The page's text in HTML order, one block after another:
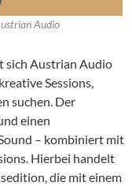
Audio
sich Austrian Audio
Sessions,
suchen. Der
einen
– kombiniert mit
Hierbei handelt
die mit einem